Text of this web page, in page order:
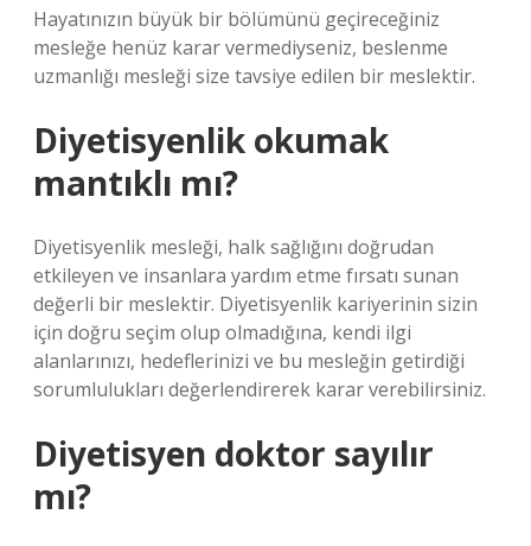
Hayatınızın büyük bir bölümünü geçireceğiniz
mesleğe henüz karar vermediyseniz, beslenme
uzmanlığı mesleği size tavsiye edilen bir meslektir.
Diyetisyenlik okumak
mantıklı mı?
Diyetisyenlik mesleği, halk sağlığını doğrudan
etkileyen ve insanlara yardım etme fırsatı sunan
değerli bir meslektir. Diyetisyenlik kariyerinin sizin
için doğru seçim olup olmadığına, kendi ilgi
alanlarınızı, hedeflerinizi ve bu mesleğin getirdiği
sorumlulukları değerlendirerek karar verebilirsiniz.
Diyetisyen doktor sayılır
mı?